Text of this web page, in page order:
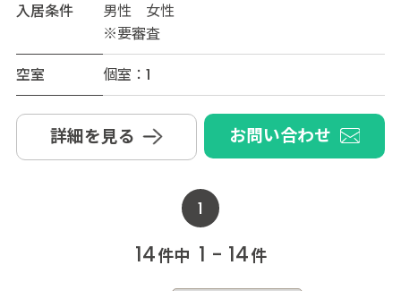
入居条件
男性 女性
※要審査
空室
個室：1
詳細を見る お問い合わせ
1
14件中 1 - 14件